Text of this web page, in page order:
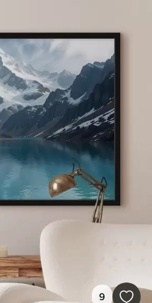
9